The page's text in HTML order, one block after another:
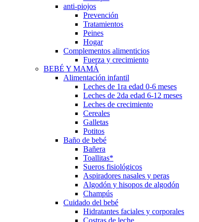
anti-piojos
Prevención
Tratamientos
Peines
Hogar
Complementos alimenticios
Fuerza y crecimiento
BEBÉ Y MAMÁ
Alimentación infantil
Leches de 1ra edad 0-6 meses
Leches de 2da edad 6-12 meses
Leches de crecimiento
Cereales
Galletas
Potitos
Baño de bebé
Bañera
Toallitas*
Sueros fisiológicos
Aspiradores nasales y peras
Algodón y hisopos de algodón
Champús
Cuidado del bebé
Hidratantes faciales y corporales
Costras de leche